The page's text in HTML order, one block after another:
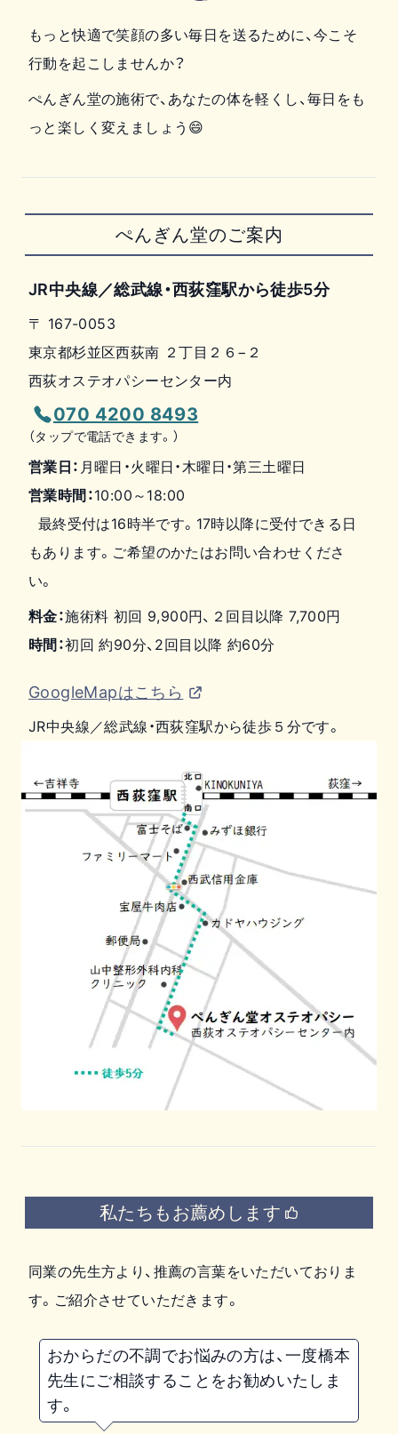
もっと快適で笑顔の多い毎日を送るために、今こそ
行動を起こしませんか？
ぺんぎん堂の施術で、あなたの体を軽くし、毎日をも
っと楽しく変えましょう😄
ぺんぎん堂のご案内
JR中央線／総武線・西荻窪駅から徒歩5分
〒 167-0053
東京都杉並区西荻南 ２丁目２６−２
西荻オステオパシーセンター内
070 4200 8493
（タップで電話できます。）
営業日： 月曜日・火曜日・木曜日・第三土曜日
営業時間：10:00～18:00
最終受付は16時半です。17時以降に受付できる日
もあります。ご希望のかたはお問い合わせくださ
い。
料金：施術料 初回 9,900円、２回目以降 7,700円
時間：初回 約90分、2回目以降 約60分
GoogleMapはこちら
JR中央線／総武線・西荻窪駅から徒歩５分です。
私たちもお薦めします
同業の先生方より、推薦の言葉をいただいておりま
す。ご紹介させていただきます。
おからだの不調でお悩みの方は、一度橋本
先生にご相談することをお勧めいたしま
す。